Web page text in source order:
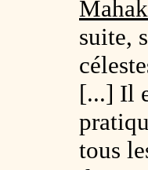
suite,
[...] Il
tous